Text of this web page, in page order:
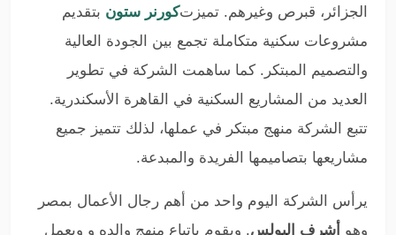
الجزائر، قبرص وغيرهم. تميزتكورنر ستون بتقديم
مشروعات سكنية متكاملة تجمع بين الجودة العالية
والتصميم المبتكر. كما ساهمت الشركة في تطوير
العديد من المشاريع السكنية في القاهرة الأسكندرية.
تتبع الشركة منهج مبتكر في عملها، لذلك تتميز جميع
مشاريعها بتصاميمها الفريدة والمبدعة.
يرأس الشركة اليوم واحد من أهم رجال الأعمال بمصر
وهو أشرف البولس. ويقوم باتباع منهج والده و ويعمل